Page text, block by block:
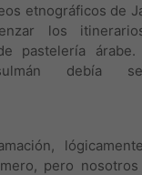
etnográficos de
los
pastelería árabe.
debía
pero nosotros